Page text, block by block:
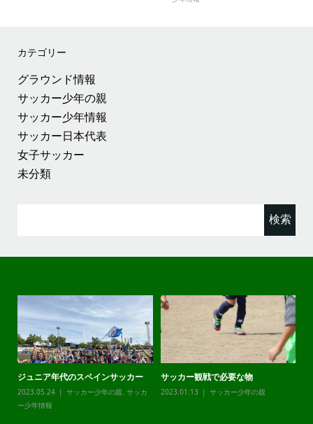
カテゴリー
グラウンド情報
サッカー少年の親
サッカー少年情報
サッカー日本代表
女子サッカー
未分類
ジュニア年代のスペインサッカー
2023.05.24 サッカー少年の親, サッカ
ー少年情報
サッカー観戦で必要な物
2023.01.13 サッカー少年の親